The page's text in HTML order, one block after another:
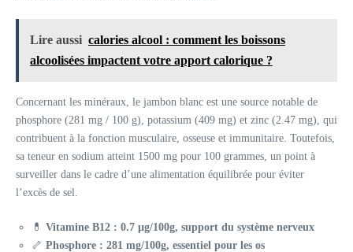
Lire aussi calories alcool : comment les boissons
alcoolisées impactent votre apport calorique ?
Concernant les minéraux, le jambon blanc est une source notable de
phosphore (281 mg / 100 g), potassium (409 mg) et zinc (2.47 mg), qui
contribuent à la fonction musculaire, osseuse et immunitaire. Toutefois,
sa teneur en sodium atteint 1500 mg pour 100 grammes, un point à
surveiller dans le cadre d’une alimentation équilibrée pour éviter
l’excès de sel.
💊 Vitamine B12 : 0.7 µg/100g, support du système nerveux
🦴 Phosphore : 281 mg/100g, essentiel pour les os